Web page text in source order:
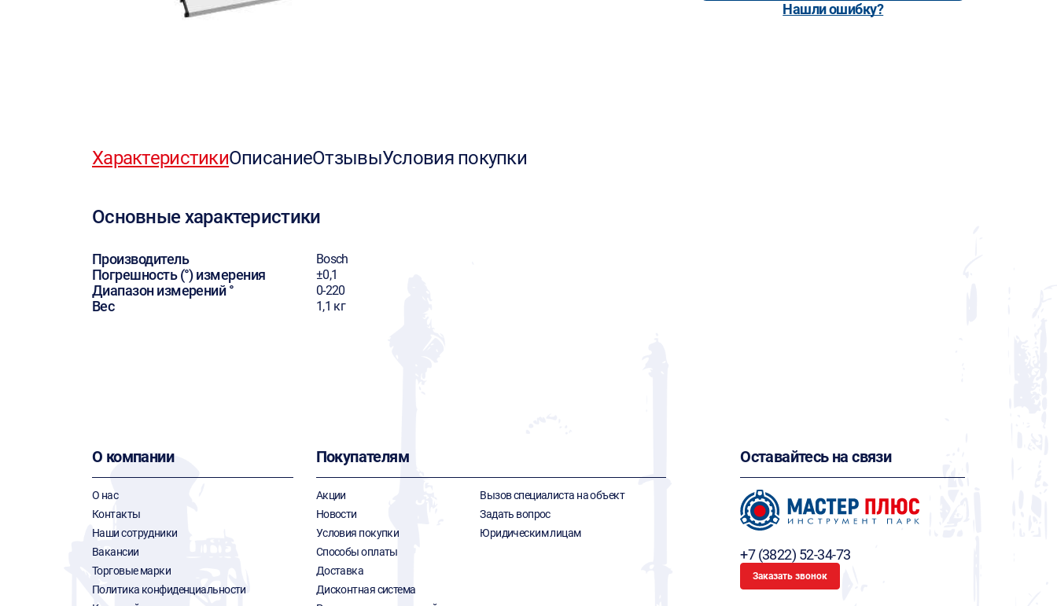
Нашли ошибку?
ХарактеристикиОписаниеОтзывыУсловия покупки
Основные характеристики
Производитель Bosch
Погрешность (°) измерения ±0,1
Диапазон измерений ° 0-220
Вес 1,1 кг
О компании
О нас
Контакты
Наши сотрудники
Вакансии
Торговые марки
Политика конфиденциальности
Покупателям
Акции
Новости
Условия покупки
Способы оплаты
Доставка
Дисконтная система
Вызов специалиста на объект
Задать вопрос
Юридическим лицам
Оставайтесь на связи
+7 (3822) 52-34-73
Заказать звонок